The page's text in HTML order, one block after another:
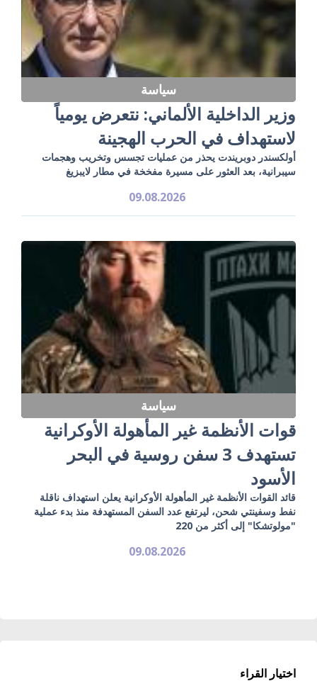
سياسة
وزير الداخلية الألماني: نتعرض يومياً
لاستهداف في الحرب الهجينة
أولكسندر دوبريندت يحذر من عمليات تجسس وتخريب وهجمات
سيبرانية، بعد العثور على مسيرة مفخخة في مطار لايبزيغ
09.08.2026
سياسة
قوات الأنظمة غير المأهولة الأوكرانية
تستهدف 3 سفن روسية في البحر
الأسود
قائد القوات الأنظمة غير المأهولة الأوكرانية يعلن استهداف ناقلة
نفط وسفينتي شحن، ليرتفع عدد السفن المستهدفة منذ بدء عملية
"مولوتشكا" إلى أكثر من 220
09.08.2026
اختيار القراء